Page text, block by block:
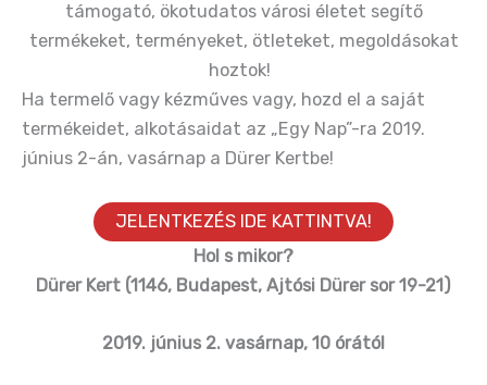
támogató, ökotudatos városi életet segítő
termékeket, terményeket, ötleteket, megoldásokat
hoztok!
Ha termelő vagy kézműves vagy, hozd el a saját
termékeidet, alkotásaidat az „Egy Nap”-ra 2019.
június 2-án, vasárnap a Dürer Kertbe!
JELENTKEZÉS IDE KATTINTVA!
Hol s mikor?
Dürer Kert (1146, Budapest, Ajtósi Dürer sor 19-21)
2019. június 2. vasárnap, 10 órától